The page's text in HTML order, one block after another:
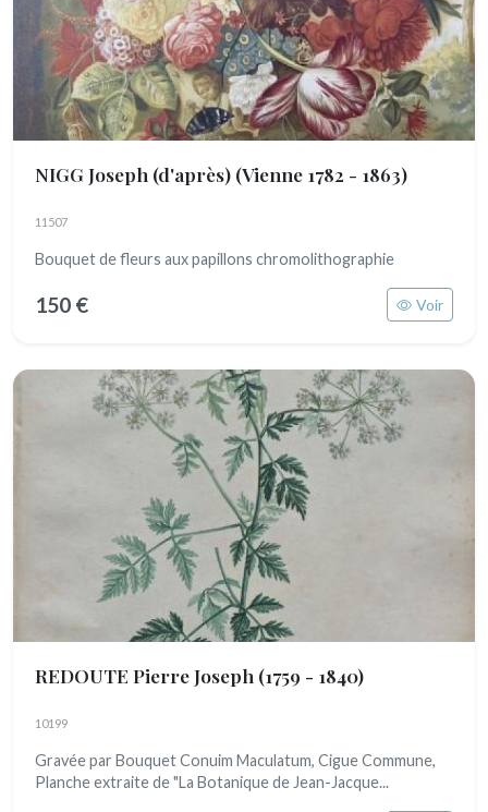
NIGG Joseph (d'après) (Vienne 1782 - 1863)
11507
Bouquet de fleurs aux papillons chromolithographie
150 € Voir
REDOUTE Pierre Joseph (1759 - 1840)
10199
Gravée par Bouquet Conuim Maculatum, Cigue Commune,
Planche extraite de "La Botanique de Jean-Jacque...